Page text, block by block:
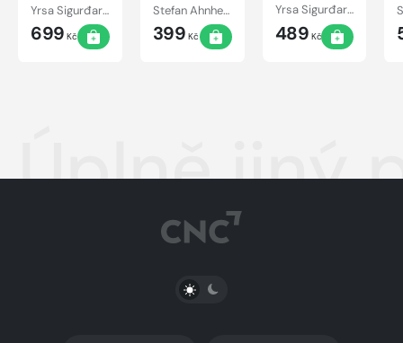
Yrsa Sigurđardóttir
699 Kč
Stefan Ahnhem
399 Kč
Yrsa Sigurđardóttir
489 Kč
Úplně jiný
PŘEPNOUT SVĚTLÝ/TMAVÝ REŽIM